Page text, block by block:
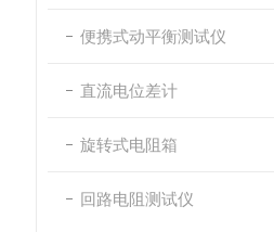
便携式动平衡测试仪
直流电位差计
旋转式电阻箱
回路电阻测试仪